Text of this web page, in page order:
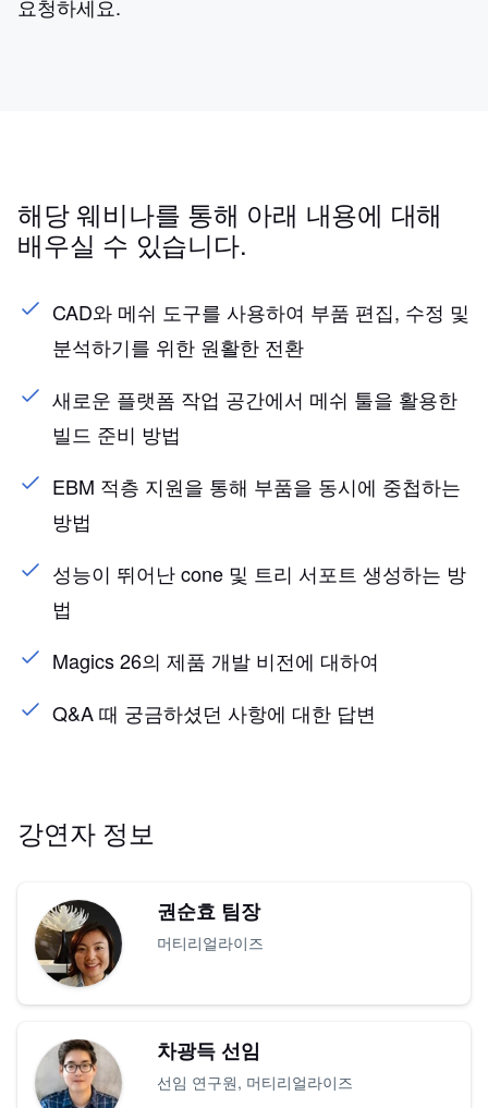
요청하세요.
해당 웨비나를 통해 아래 내용에 대해
배우실 수 있습니다.
CAD와 메쉬 도구를 사용하여 부품 편집, 수정 및
분석하기를 위한 원활한 전환
새로운 플랫폼 작업 공간에서 메쉬 툴을 활용한
빌드 준비 방법
EBM 적층 지원을 통해 부품을 동시에 중첩하는
방법
성능이 뛰어난 cone 및 트리 서포트 생성하는 방
법
Magics 26의 제품 개발 비전에 대하여
Q&A 때 궁금하셨던 사항에 대한 답변
강연자 정보
권순효 팀장
머티리얼라이즈
차광득 선임
선임 연구원, 머티리얼라이즈